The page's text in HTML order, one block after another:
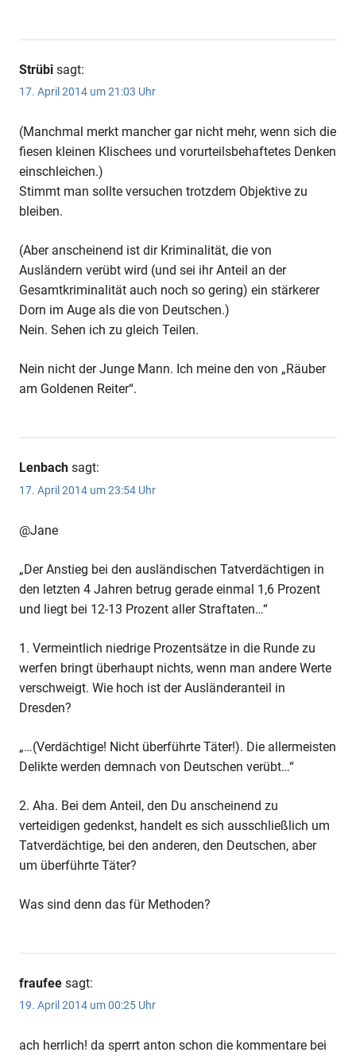
Strübi sagt:
17. April 2014 um 21:03 Uhr
(Manchmal merkt mancher gar nicht mehr, wenn sich die
fiesen kleinen Klischees und vorurteilsbehaftetes Denken
einschleichen.)
Stimmt man sollte versuchen trotzdem Objektive zu
bleiben.
(Aber anscheinend ist dir Kriminalität, die von
Ausländern verübt wird (und sei ihr Anteil an der
Gesamtkriminalität auch noch so gering) ein stärkerer
Dorn im Auge als die von Deutschen.)
Nein. Sehen ich zu gleich Teilen.
Nein nicht der Junge Mann. Ich meine den von „Räuber
am Goldenen Reiter“.
Lenbach sagt:
17. April 2014 um 23:54 Uhr
@Jane
„Der Anstieg bei den ausländischen Tatverdächtigen in
den letzten 4 Jahren betrug gerade einmal 1,6 Prozent
und liegt bei 12-13 Prozent aller Straftaten…“
1. Vermeintlich niedrige Prozentsätze in die Runde zu
werfen bringt überhaupt nichts, wenn man andere Werte
verschweigt. Wie hoch ist der Ausländeranteil in
Dresden?
„…(Verdächtige! Nicht überführte Täter!). Die allermeisten
Delikte werden demnach von Deutschen verübt…“
2. Aha. Bei dem Anteil, den Du anscheinend zu
verteidigen gedenkst, handelt es sich ausschließlich um
Tatverdächtige, bei den anderen, den Deutschen, aber
um überführte Täter?
Was sind denn das für Methoden?
fraufee sagt:
19. April 2014 um 00:25 Uhr
ach herrlich! da sperrt anton schon die kommentare bei